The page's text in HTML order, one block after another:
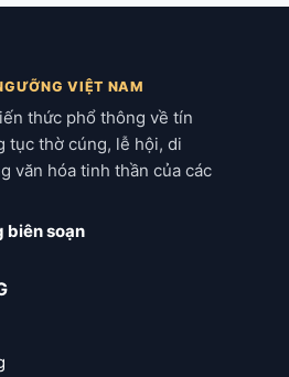
VIỆT NAM
thức phổ thông về tín
tục thờ cúng, lễ hội, di
văn hóa tinh thần của các
biên soạn